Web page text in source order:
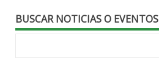
BUSCAR NOTICIAS O EVENTOS